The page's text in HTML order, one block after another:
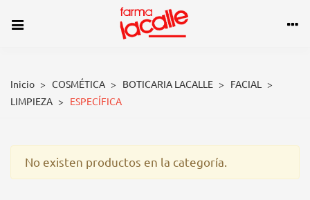
Inicio > COSMÉTICA > BOTICARIA LACALLE > FACIAL >
LIMPIEZA > ESPECÍFICA
ESPECÍFICA
No existen productos en la categoría.